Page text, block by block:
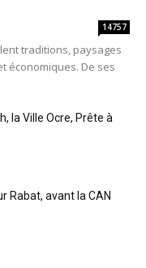
14757
traditions, paysages
économiques. De ses
la Ville Ocre, Prête à
Rabat, avant la CAN